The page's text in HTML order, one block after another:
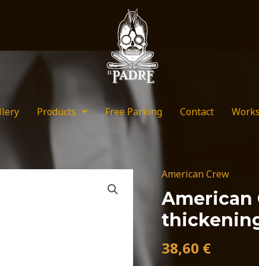
Products Free Parking Contact
American Crew
American
38,60 €
American
Crew
Hair
recovery
thickening
shampoo